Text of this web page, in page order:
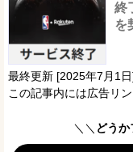
終
を
最終更新 [2025年7月1
この記事内には広告リ
＼＼ どう